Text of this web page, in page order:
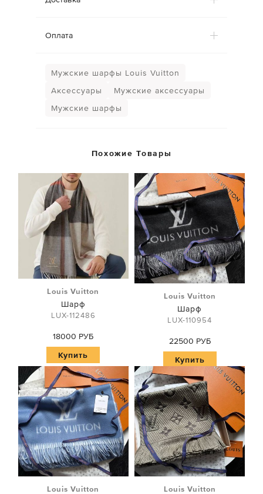
Оплата
Мужские шарфы Louis Vuitton
Аксессуары
Мужские аксессуары
Мужские шарфы
Похожие Товары
Louis Vuitton
Шарф
LUX-112486
18000 РУБ
Купить
Louis Vuitton
Шарф
LUX-110954
22500 РУБ
Купить
Louis Vuitton Louis Vuitton